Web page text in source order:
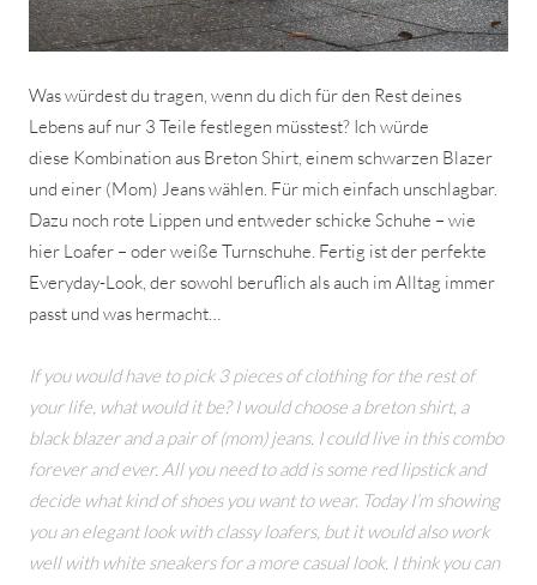
Was würdest du tragen, wenn du dich für den Rest deines
Lebens auf nur 3 Teile festlegen müsstest? Ich würde
diese Kombination aus Breton Shirt, einem schwarzen Blazer
und einer (Mom) Jeans wählen. Für mich einfach unschlagbar.
Dazu noch rote Lippen und entweder schicke Schuhe – wie
hier Loafer – oder weiße Turnschuhe. Fertig ist der perfekte
Everyday-Look, der sowohl beruflich als auch im Alltag immer
passt und was hermacht…
If you would have to pick 3 pieces of clothing for the rest of
your life, what would it be? I would choose a breton shirt, a
black blazer and a pair of (mom) jeans. I could live in this combo
forever and ever. All you need to add is some red lipstick and
decide what kind of shoes you want to wear. Today I’m showing
you an elegant look with classy loafers, but it would also work
well with white sneakers for a more casual look. I think you can